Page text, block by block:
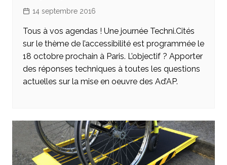
14 septembre 2016
Tous à vos agendas ! Une journée Techni.Cités
sur le thème de l’accessibilité est programmée le
18 octobre prochain à Paris. L’objectif ? Apporter
des réponses techniques à toutes les questions
actuelles sur la mise en oeuvre des Ad’AP.